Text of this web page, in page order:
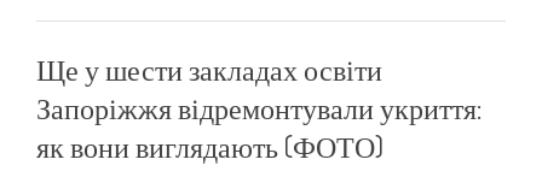
Ще у шести закладах освіти
Запоріжжя відремонтували укриття:
як вони виглядають (ФОТО)